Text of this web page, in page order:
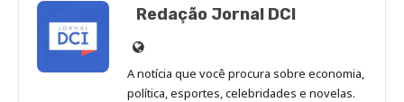
Redação Jornal DCI
Site
de
Redação
A notícia que você procura sobre economia,
política, esportes, celebridades e novelas.